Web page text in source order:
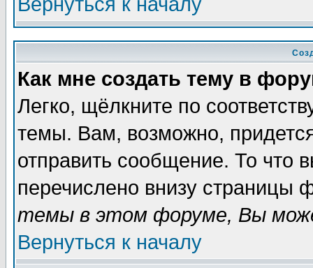
Как мне создать тему в
Легко, щёлкните по
темы. Вам, возможно,
отправить сообщение. То что
перечислено внизу страницы
темы в этом форуме, Вы
Вернуться к началу